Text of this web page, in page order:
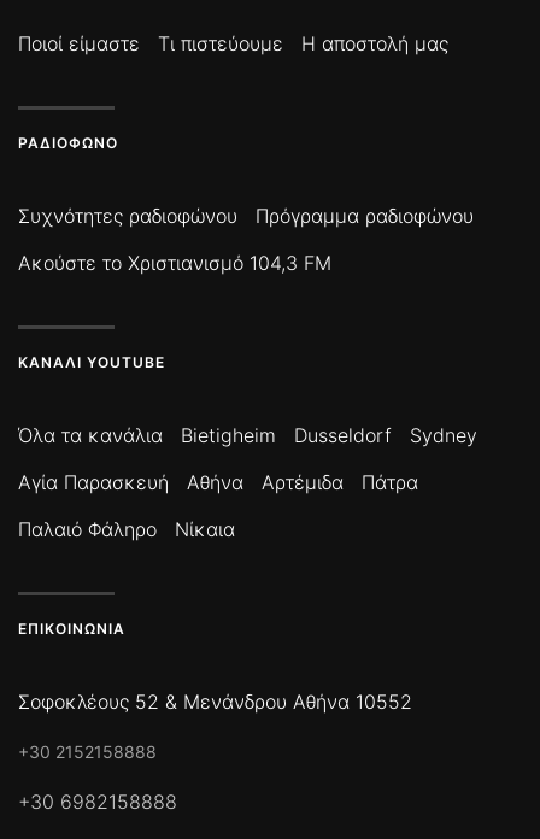
Ποιοί είμαστε Τι πιστεύουμε Η αποστολή μας
ΡΑΔΙΌΦΩΝΟ
Συχνότητες ραδιοφώνου
Πρόγραμμα ραδιοφώνου
Ακούστε το Χριστιανισμό 104,3 FM
ΚΑΝΆΛΙ YOUTUBE
Όλα τα κανάλια Bietigheim Dusseldorf
Sydney
Αγία Παρασκευή
Αθήνα Αρτέμιδα
Πάτρα
Παλαιό Φάληρο
Νίκαια
ΕΠΙΚΟΙΝΩΝΊΑ
Σοφοκλέους 52 & Μενάνδρου Αθήνα 10552
+30 2152158888
+30 6982158888